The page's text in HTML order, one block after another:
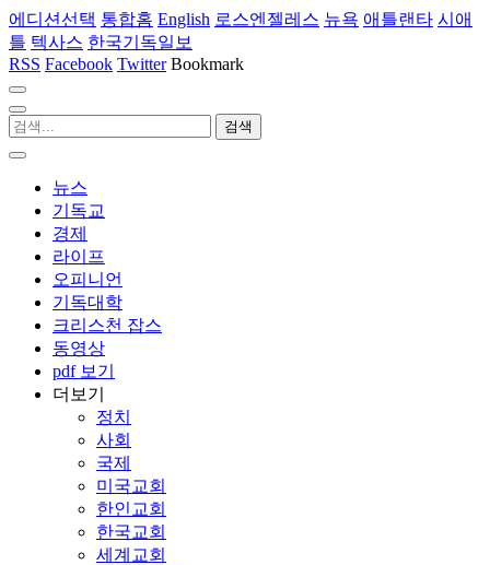
에디션선택 통합홈 English 로스엔젤레스 뉴욕 애틀랜타 시애
틀 텍사스 한국기독일보
RSS Facebook Twitter Bookmark
뉴스
기독교
경제
라이프
오피니언
기독대학
크리스천 잡스
동영상
pdf 보기
더보기
정치
사회
국제
미국교회
한인교회
한국교회
세계교회